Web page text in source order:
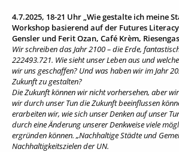
4.7.2025, 18-21 Uhr „Wie gestalte ich meine
Workshop basierend auf der Futures
Gensler und Ferit Ozan, Café Krèm,
Wir schreiben das Jahr 2100 – die Erde,
222493.721. Wie sieht unser Leben aus und
wir uns geschaffen? Und was haben wir im Jahr
Zukunft zu gestalten?
Die Zukunft können wir nicht vorhersehen, aber
wir durch unser Tun die Zukunft beeinflussen
erarbeiten wir, wie sich unser Denken auf unser
durch eine Änderung unserer Denkweise viele
ergründen können. „Nachhaltige Städte und
Nachhaltigkeitszielen der UN.